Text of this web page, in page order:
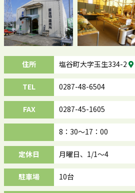
住所 塩谷町大字玉生334-2
TEL 0287-48-6504
FAX 0287-45-1605
8：30～17：00
定休日 月曜日、1/1～4
駐車場 10台